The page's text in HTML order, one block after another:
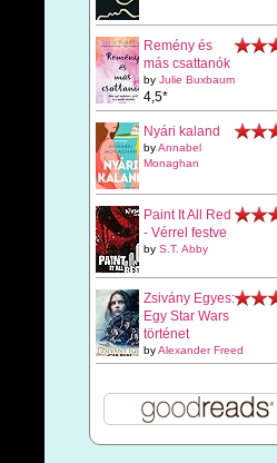
Remény és
más csattanók
by Julie Buxbaum
4,5*
Nyári kaland
byAnnabel
Monaghan
Paint It All Red
- Vérrel festve
by S.T. Abby
Zsivány Egyes:
Egy Star Wars
történet
byAlexander Freed